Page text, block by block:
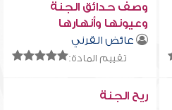
وصف حدائق الجنة
وعيونها وأنهارها
عائض القرني
تقييم المادة:
ريح الجنة